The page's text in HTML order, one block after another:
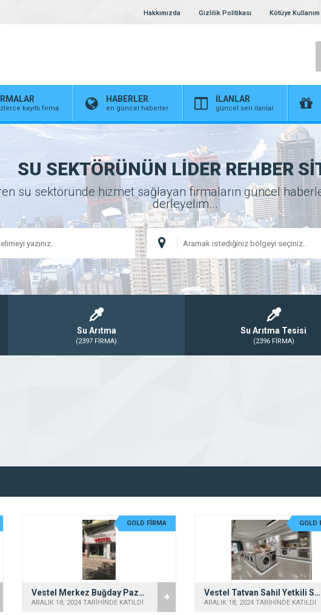
Hakkımızda Gizlilik Politikası Kötüye
kayıtlı firma
HABERLER
en güncel haberler
İLANLAR
güncel seri ilanlar
SU SEKTÖRÜNÜN LİDER REHBER
su sektöründe hizmet sağlayan firmaların güncel
derleyelim...
Su Arıtma
(2397 FİRMA)
Su Arıtma Tesisi
(2396 FİRMA)
GOLD FİRMA
Vestel Bulancak Yetkili Satış Mağazası – Uzun DTM
ARALIK 18, 2024 TARİHİNDE KATILDI
GOLD
Vestel Merkez Tahsin Ünal Yetkili Satış Mağazası – Genç Karagözler
ARALIK 18, 2024 TARİHİNDE KATILDI